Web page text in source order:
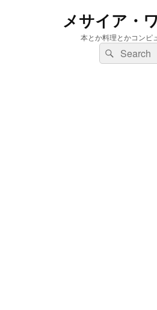
メサイア・
本とか料理とかコンピ
検
索:
検
索